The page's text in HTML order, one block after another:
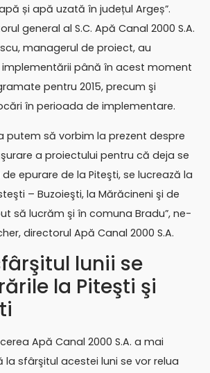
și apă uzată în județul Argeș”.
general al S.C. Apă Canal 2000 S.A.
managerul de proiect, au
până în acest moment
pentru 2015, precum şi
în perioada de implementare.
putem să vorbim la prezent despre
a proiectului pentru că deja se
epurare de la Piteşti, se lucrează la
– Buzoieşti, la Mărăcineni şi de
să lucrăm şi în comuna Bradu”, ne-
directorul Apă Canal 2000 S.A.
lunii se
la Piteşti şi
Apă Canal 2000 S.A. a mai
sfârşitul acestei luni se vor relua